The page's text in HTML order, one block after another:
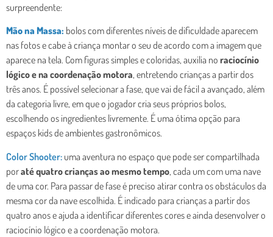
surpreendente:
Mão na Massa: bolos com diferentes níveis de dificuldade aparecem
nas fotos e cabe à criança montar o seu de acordo com a imagem que
aparece na tela. Com figuras simples e coloridas, auxilia no raciocínio
lógico e na coordenação motora, entretendo crianças a partir dos
três anos. É possível selecionar a fase, que vai de fácil a avançado, além
da categoria livre, em que o jogador cria seus próprios bolos,
escolhendo os ingredientes livremente. É uma ótima opção para
espaços kids de ambientes gastronômicos.
Color Shooter: uma aventura no espaço que pode ser compartilhada
poraté quatro crianças ao mesmo tempo, cada um com uma nave
de uma cor. Para passar de fase é preciso atirar contra os obstáculos da
mesma cor da nave escolhida. É indicado para crianças a partir dos
quatro anos e ajuda a identificar diferentes cores e ainda desenvolver o
raciocínio lógico e a coordenação motora.